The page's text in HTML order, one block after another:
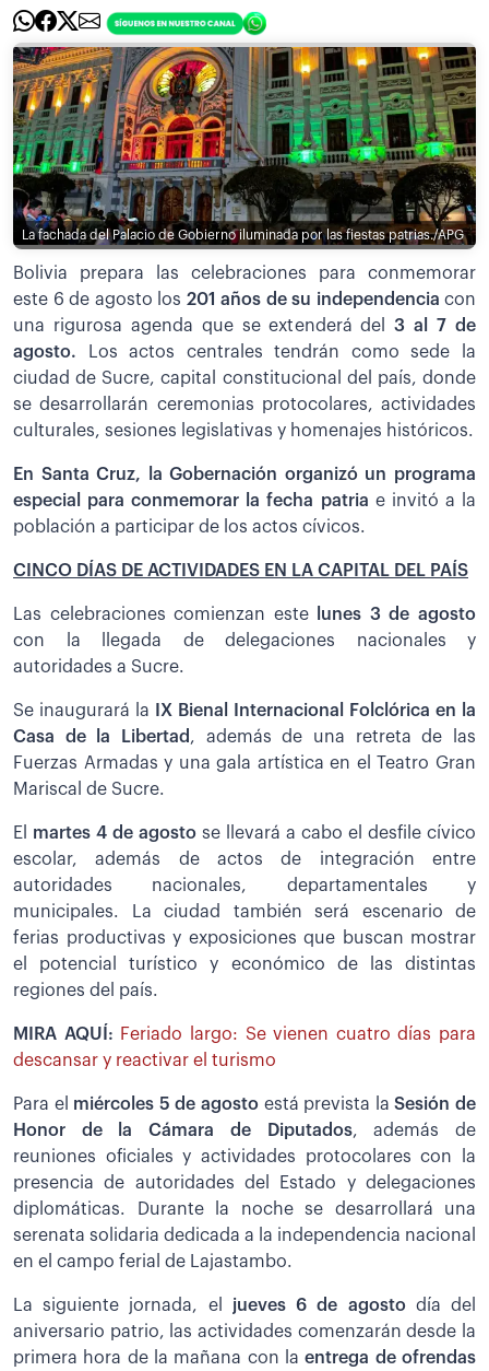
La fachada del Palacio de Gobierno iluminada por las fiestas patrias./APG
Bolivia prepara las celebraciones para conmemorar
este 6 de agosto los 201 años de su independencia con
una rigurosa agenda que se extenderá del3 al 7 de
agosto. Los actos centrales tendrán como sede la
ciudad de Sucre, capital constitucional del país, donde
se desarrollarán ceremonias protocolares, actividades
culturales, sesiones legislativas y homenajes históricos.
En Santa Cruz, la Gobernación organizó un programa
especial para conmemorar la fecha patria e invitó a la
población a participar de los actos cívicos.
CINCO DÍAS DE ACTIVIDADES EN LA CAPITAL DEL PAÍS
Las celebraciones comienzan este
lunes 3 de agosto
con la llegada de delegaciones nacionales y
autoridades a Sucre.
Se inaugurará la
IX Bienal Internacional Folclórica en la
Casa de la Libertad , además de una retreta de las
Fuerzas Armadas y una gala artística en el Teatro Gran
Mariscal de Sucre.
El martes 4 de agosto se llevará a cabo el desfile cívico
escolar, además de actos de integración entre
autoridades nacionales, departamentales y
municipales. La ciudad también será escenario de
ferias productivas y exposiciones que buscan mostrar
el potencial turístico y económico de las distintas
regiones del país.
MIRA AQUÍ: Feriado largo: Se vienen cuatro días para
descansar y reactivar el turismo
Para el miércoles 5 de agosto está prevista laSesión de
Honor de la Cámara de Diputados, además de
reuniones oficiales y actividades protocolares con la
presencia de autoridades del Estado y delegaciones
diplomáticas. Durante la noche se desarrollará una
serenata solidaria dedicada a la independencia nacional
en el campo ferial de Lajastambo.
La siguiente jornada, el jueves 6 de agostodía del
aniversario patrio, las actividades comenzarán desde la
primera hora de la mañana con laentrega de ofrendas